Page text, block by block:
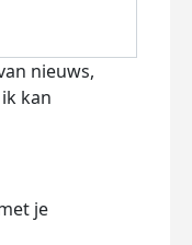
nieuws,
kan
je